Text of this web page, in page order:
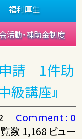
福利厚生
活動・補助金制度
申請 1件助
級講座』
Comment : 0
数 1,168 ビュー